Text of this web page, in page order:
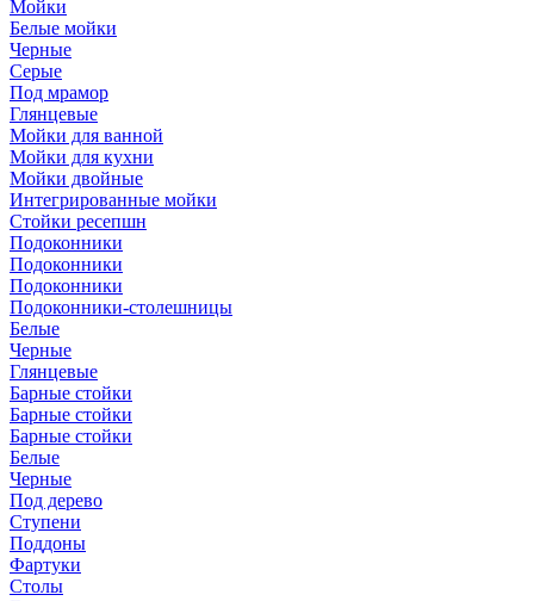
Мойки
Белые мойки
Черные
Серые
Под мрамор
Глянцевые
Мойки для ванной
Мойки для кухни
Мойки двойные
Интегрированные мойки
Стойки ресепшн
Подоконники
Подоконники
Подоконники
Подоконники-столешницы
Белые
Черные
Глянцевые
Барные стойки
Барные стойки
Барные стойки
Белые
Черные
Под дерево
Ступени
Поддоны
Фартуки
Столы